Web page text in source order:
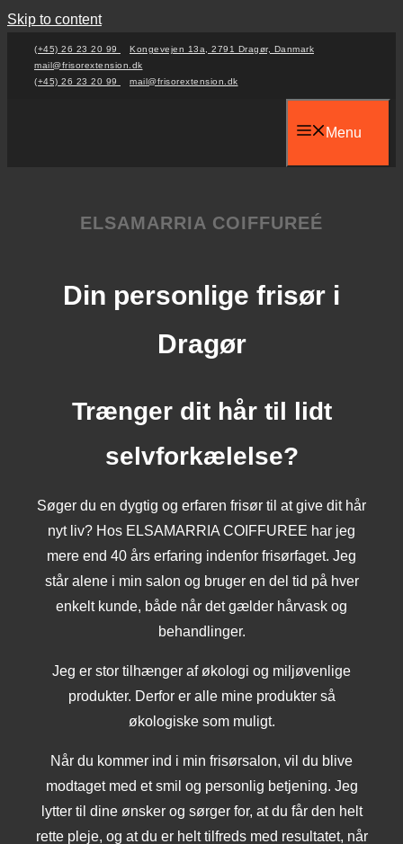
Skip to content
(+45) 26 23 20 99
Kongevejen 13a, 2791 Dragør, Danmark
mail@frisorextension.dk
(+45) 26 23 20 99
mail@frisorextension.dk
Menu
ELSAMARRIA COIFFUREÉ
Din personlige frisør i
Dragør
Trænger dit hår til lidt
selvforkælelse?
Søger du en dygtig og erfaren frisør til at give dit hår
nyt liv? Hos ELSAMARRIA COIFFUREE har jeg
mere end 40 års erfaring indenfor frisørfaget. Jeg
står alene i min salon og bruger en del tid på hver
enkelt kunde, både når det gælder hårvask og
behandlinger.
Jeg er stor tilhænger af økologi og miljøvenlige
produkter. Derfor er alle mine produkter så
økologiske som muligt.
Når du kommer ind i min frisørsalon, vil du blive
modtaget med et smil og personlig betjening. Jeg
lytter til dine ønsker og sørger for, at du får den helt
rette pleje, og at du er helt tilfreds med resultatet, når